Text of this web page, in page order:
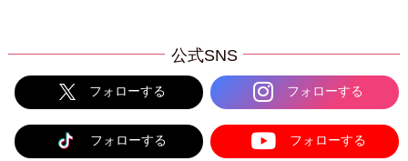
公式SNS
フォローする フォローする
フォローする フォローする